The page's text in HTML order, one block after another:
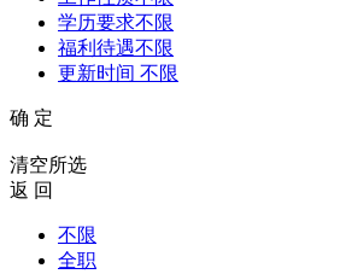
学历要求不限
福利待遇不限
更新时间 不限
确 定
清空所选
返 回
不限
全职